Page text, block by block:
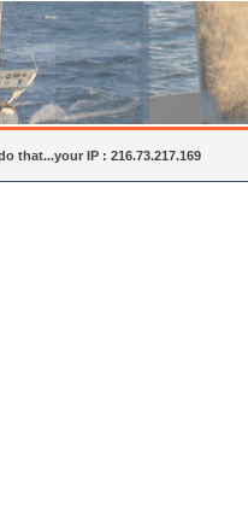
that...your IP : 216.73.217.169